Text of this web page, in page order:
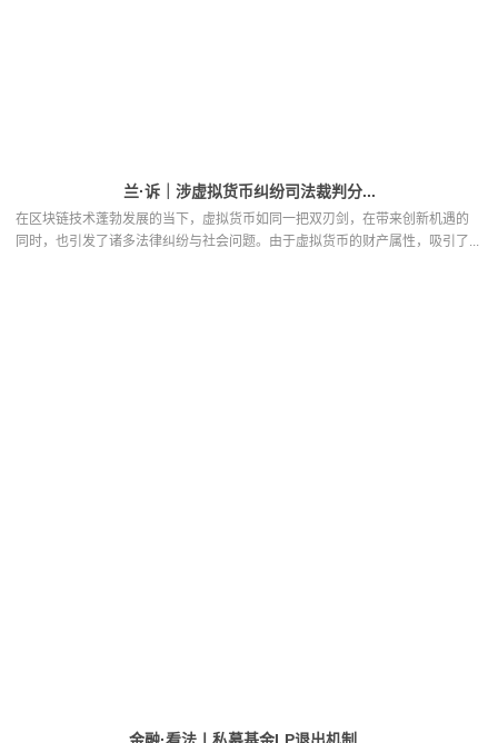
兰·诉｜涉虚拟货币纠纷司法裁判分...
在区块链技术蓬勃发展的当下，虚拟货币如同一把双刃剑，在带来创新机遇的
同时，也引发了诸多法律纠纷与社会问题。由于虚拟货币的财产属性，吸引了...
金融·看法丨私募基金LP退出机制...